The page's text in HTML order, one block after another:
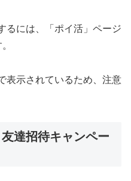
るには、「ポイ活」ページ
表示されているため、注意
達招待キャンペー